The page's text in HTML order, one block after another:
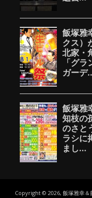
Copyright © 2026, 飯塚雅幸